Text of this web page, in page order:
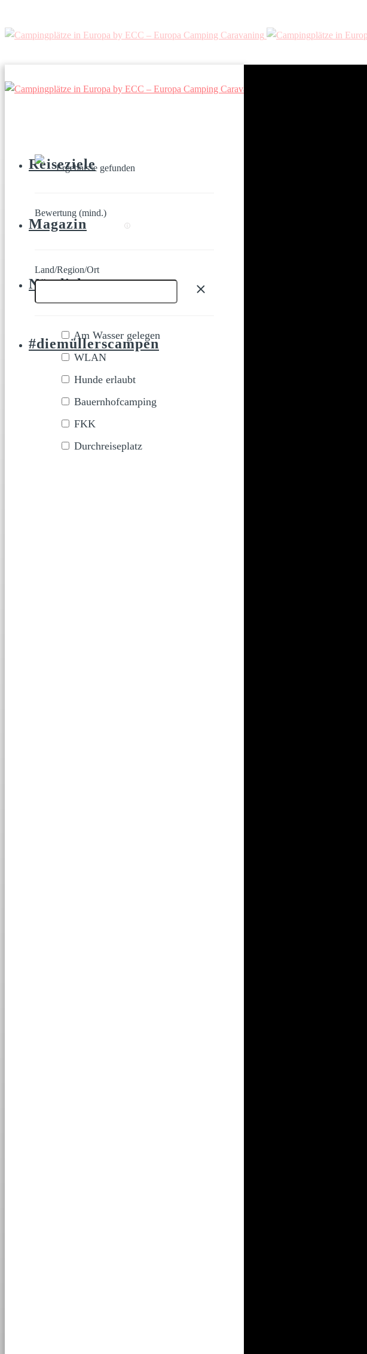
Reiseziele
Magazin
Nützliches
#diemüllerscampen
Ergebnisse gefunden
Bewertung (mind.)
Land/Region/Ort
Am Wasser gelegen
WLAN
Hunde erlaubt
Bauernhofcamping
FKK
Durchreiseplatz